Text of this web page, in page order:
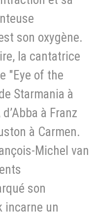
son oxygène.
la cantatrice
"Eye of the
Starmania à
à Franz
à Carmen.
Michel van
son
incarne un